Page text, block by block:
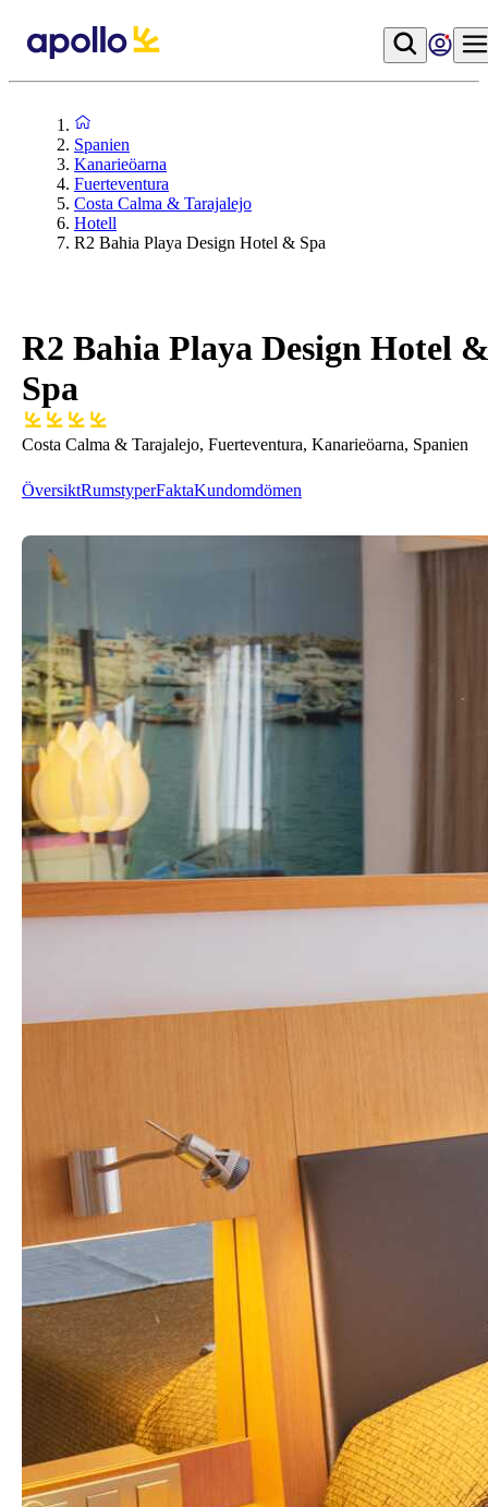
Spanien
Kanarieöarna
Fuerteventura
Costa Calma & Tarajalejo
Hotell
R2 Bahia Playa Design Hotel & Spa
R2 Bahia Playa Design Hotel
Spa
Costa Calma & Tarajalejo, Fuerteventura, Kanarieöarna, Spanien
ÖversiktRumstyperFaktaKundomdömen